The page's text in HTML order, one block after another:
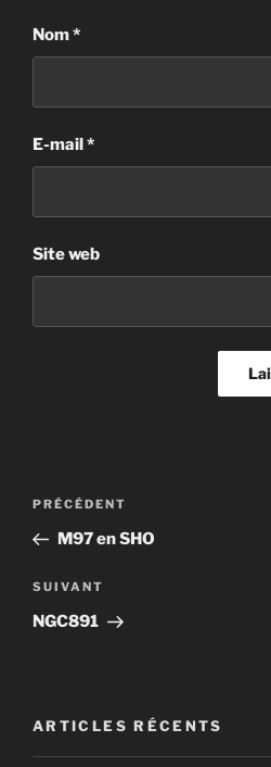
Nom*
E-mail *
Site web
Navigation
l’article
Article
précédent
PRÉCÉDENT
M97 en SHO
Article
suivant
SUIVANT
NGC891
ARTICLES RÉCENTS